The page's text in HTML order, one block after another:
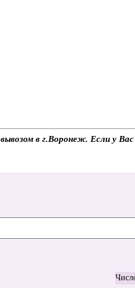
в г.Воронеж. Если у